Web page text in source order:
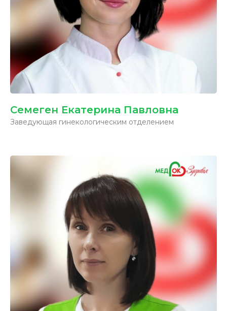
Семеген Екатерина Павловна
Заведующая гинекологическим отделением